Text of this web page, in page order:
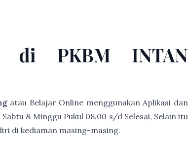
di PKBM INTAN
atau Belajar Online menggunakan Aplikasi dan
& Minggu Pukul 08.00 s/d Selesai, Selain itu
di kediaman masing-masing.